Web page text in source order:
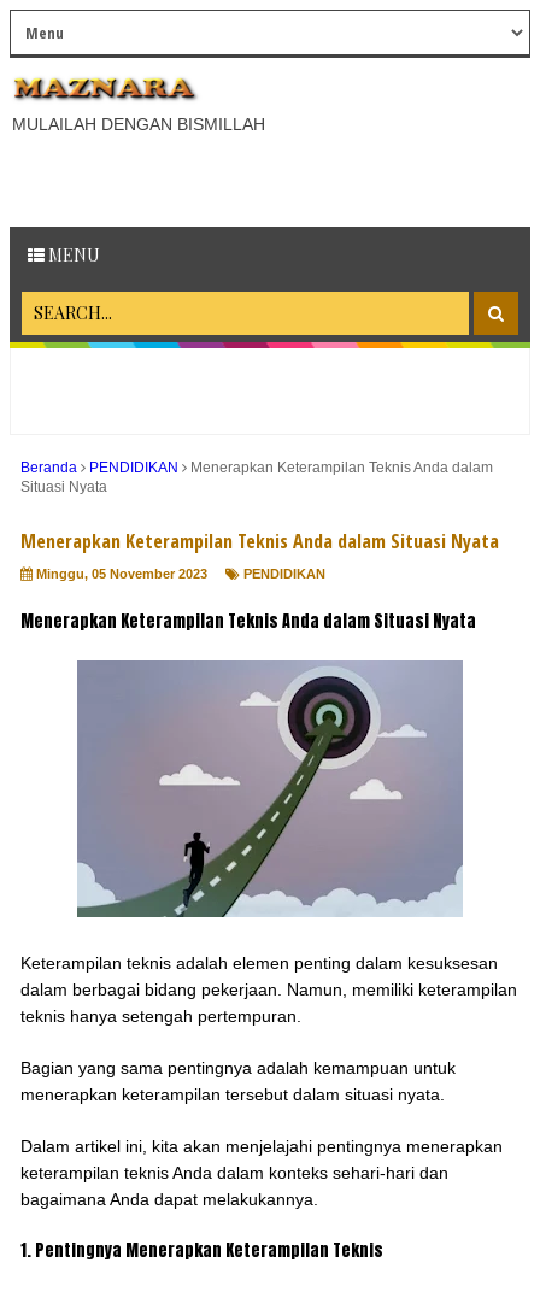
MULAILAH DENGAN BISMILLAH
MENU
Beranda PENDIDIKAN
Menerapkan Keterampilan Teknis Anda dalam
Situasi Nyata
Menerapkan Keterampilan Teknis Anda dalam Situasi Nyata
Minggu, 05 November 2023 PENDIDIKAN
Menerapkan Keterampilan Teknis Anda dalam Situasi Nyata
Keterampilan teknis adalah elemen penting dalam kesuksesan
dalam berbagai bidang pekerjaan. Namun, memiliki keterampilan
teknis hanya setengah pertempuran.
Bagian yang sama pentingnya adalah kemampuan untuk
menerapkan keterampilan tersebut dalam situasi nyata.
Dalam artikel ini, kita akan menjelajahi pentingnya menerapkan
keterampilan teknis Anda dalam konteks sehari-hari dan
bagaimana Anda dapat melakukannya.
1. Pentingnya Menerapkan Keterampilan Teknis